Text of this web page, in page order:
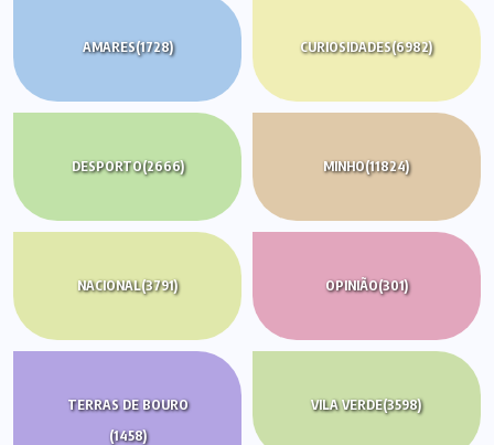
AMARES(1728) CURIOSIDADES(6982)
DESPORTO(2666) MINHO(11824)
NACIONAL(3791) OPINIÃO(301)
TERRAS DE BOURO
(1458)
VILA VERDE(3598)